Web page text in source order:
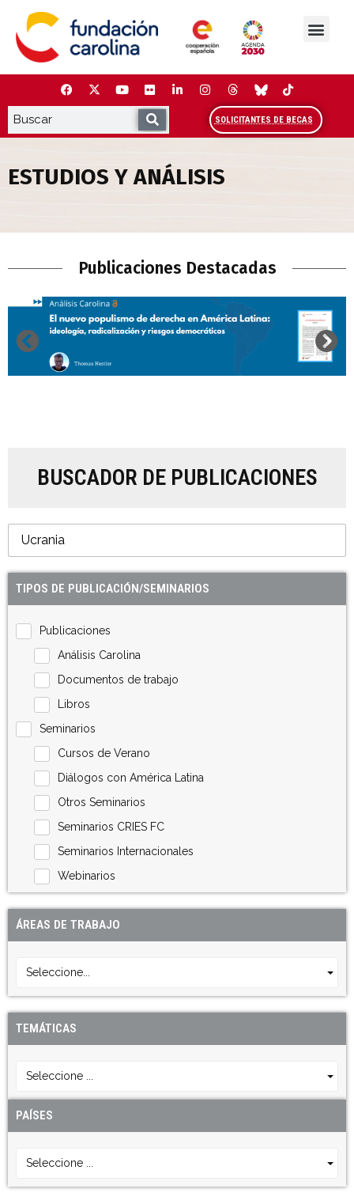
contenido
SOLICITANTES DE BECAS
ESTUDIOS Y ANÁLISIS
Publicaciones Destacadas
BUSCADOR DE PUBLICACIONES
TIPOS DE PUBLICACIÓN/SEMINARIOS
Publicaciones
Análisis Carolina
Documentos de trabajo
Libros
Seminarios
Cursos de Verano
Diálogos con América Latina
Otros Seminarios
Seminarios CRIES FC
Seminarios Internacionales
Webinarios
ÁREAS DE TRABAJO
Seleccione...
TEMÁTICAS
Seleccione ...
PAÍSES
Seleccione ...